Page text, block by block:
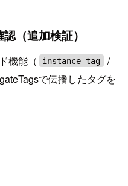
（追加検証）
機能（ instance-tag /
で伝播したタグを